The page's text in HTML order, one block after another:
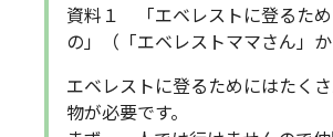
資料１ 「エベレストに登るため
の」（「エベレストママさん」か
エベレストに登るためにはたく
物が必要です。